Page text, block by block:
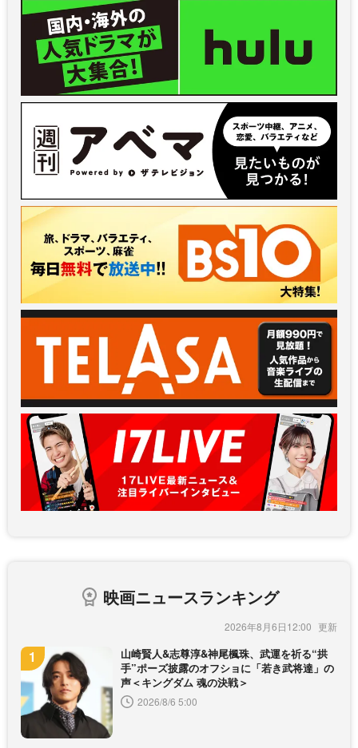
映画ニュースランキング
2026年8月6日12:00
山崎賢人&志尊淳&神尾楓珠、武運を祈る“拱
手”ポーズ披露のオフショに「若き武将達」の
声＜キングダム 魂の決戦＞
2026/8/6 5:00